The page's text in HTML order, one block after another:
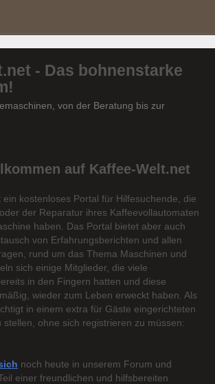
- Das bohnenstarke
von der Beratung bis zur
auf Kaffee-Welt.net
ein kostenloses Portal für Hilfesuchende, die
der Reparatur ihres Kaffeevollautomaten
haben. Das Portal bietet aber auch
von Erfahrungsberichten und allen
rund um das Thema Maschinen und
sich einige Mitglieder, die viele
in den Fingern hatten und diese
wieder zum Leben erweckt haben. Als
in einem extra für Gäste eingerichteten
stellen, ohne sich registrieren zu müssen:
noch heute in unserem Forum und
einer freundlichen und hilfsbereiten